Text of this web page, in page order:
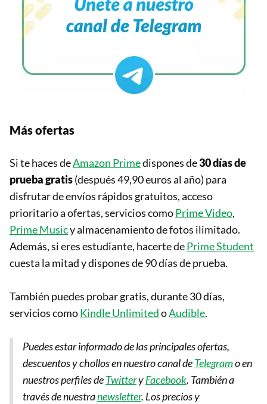
Más ofertas
Si te haces deAmazon Primedispones de30 días de
prueba gratis(después 49,90 euros al año) para
disfrutar de envíos rápidos gratuitos, acceso
prioritario a ofertas, servicios comoPrime Video,
Prime Musicy almacenamiento de fotos ilimitado.
Además, si eres estudiante, hacerte dePrime Student
cuesta la mitad y dispones de 90 días de prueba.
También puedes probar gratis, durante 30 días,
servicios comoKindle UnlimitedoAudible.
Puedes estar informado de las principales ofertas,
descuentos y chollos en nuestro canal deTelegramo en
nuestros perfiles deTwitteryFacebook. También a
través de nuestranewsletter. Los precios y